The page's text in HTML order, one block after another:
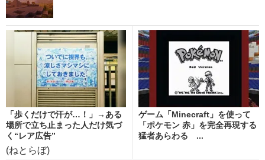
「歩くだけで汗が…！」→ある
場所で立ち止まった人だけ気づ
く“レア広告”
(ねとらぼ)
ゲーム「Minecraft」を使って
「ポケモン 赤」を完全再現する
猛者あらわる ...